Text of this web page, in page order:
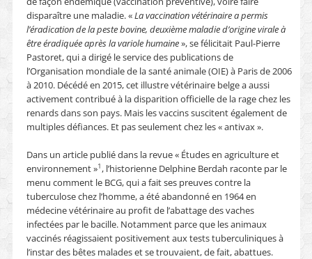
disparaître une maladie. «La vaccination vétérinaire a permis
l’éradication de la peste bovine, deuxième maladie d’origine virale à
être éradiquée après la variole humaine», se félicitait Paul-Pierre
Pastoret, qui a dirigé le service des publications de
l’Organisation mondiale de la santé animale (OIE) à Paris de 2006
à 2010. Décédé en 2015, cet illustre vétérinaire belge a aussi
activement contribué à la disparition officielle de la rage chez les
renards dans son pays. Mais les vaccins suscitent également de
multiples défiances. Et pas seulement chez les « antivax ».
Dans un article publié dans la revue « Études en agriculture et
environnement »1 , l’historienne Delphine Berdah raconte par le
menu comment le BCG, qui a fait ses preuves contre la
tuberculose chez l’homme, a été abandonné en 1964 en
médecine vétérinaire au profit de l’abattage des vaches
infectées par le bacille. Notamment parce que les animaux
vaccinés réagissaient positivement aux tests tuberculiniques à
l’instar des bêtes malades et se trouvaient, de fait, abattues.